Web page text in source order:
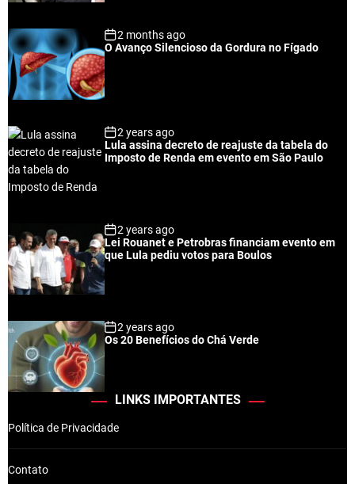
2 months ago
O Avanço Silencioso da Gordura no Fígado
2 years ago
Lula assina decreto de reajuste da tabela do
Imposto de Renda em evento em São Paulo
2 years ago
Lei Rouanet e Petrobras financiam evento em
que Lula pediu votos para Boulos
2 years ago
Os 20 Benefícios do Chá Verde
LINKS IMPORTANTES
Política de Privacidade
Contato